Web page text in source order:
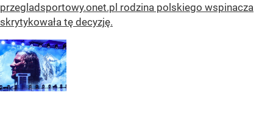
przegladsportowy.onet.pl rodzina polskiego wspinacza
skrytykowała tę decyzję.